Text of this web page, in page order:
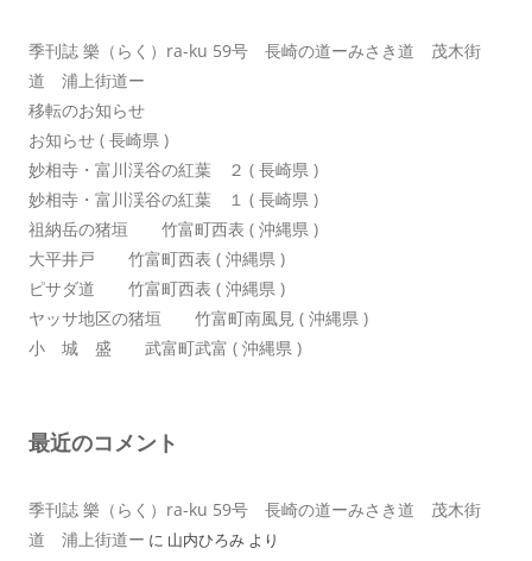
季刊誌 樂（らく）ra-ku 59号 長崎の道ーみさき道 茂木街
道 浦上街道ー
移転のお知らせ
お知らせ ( 長崎県 )
妙相寺・富川渓谷の紅葉 ２ ( 長崎県 )
妙相寺・富川渓谷の紅葉 １ ( 長崎県 )
祖納岳の猪垣 竹富町西表 ( 沖縄県 )
大平井戸 竹富町西表 ( 沖縄県 )
ピサダ道 竹富町西表 ( 沖縄県 )
ヤッサ地区の猪垣 竹富町南風見 ( 沖縄県 )
小 城 盛 武富町武富 ( 沖縄県 )
最近のコメント
季刊誌 樂（らく）ra-ku 59号 長崎の道ーみさき道 茂木街
道 浦上街道ー に 山内ひろみ より